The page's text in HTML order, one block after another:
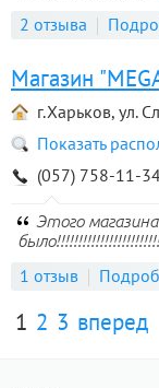
2 отзыва
Магазин
г.Харьков, ул.
Показать
(057) 758-11-
Этого
1 отзыв
1 2 3 вперед